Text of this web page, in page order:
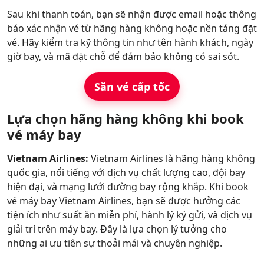
Sau khi thanh toán, bạn sẽ nhận được email hoặc thông
báo xác nhận vé từ hãng hàng không hoặc nền tảng đặt
vé. Hãy kiểm tra kỹ thông tin như tên hành khách, ngày
giờ bay, và mã đặt chỗ để đảm bảo không có sai sót.
Săn vé cấp tốc
Lựa chọn hãng hàng không khi book
vé máy bay
Vietnam Airlines: Vietnam Airlines là hãng hàng không
quốc gia, nổi tiếng với dịch vụ chất lượng cao, đội bay
hiện đại, và mạng lưới đường bay rộng khắp. Khi book
vé máy bay Vietnam Airlines, bạn sẽ được hưởng các
tiện ích như suất ăn miễn phí, hành lý ký gửi, và dịch vụ
giải trí trên máy bay. Đây là lựa chọn lý tưởng cho
những ai ưu tiên sự thoải mái và chuyên nghiệp.